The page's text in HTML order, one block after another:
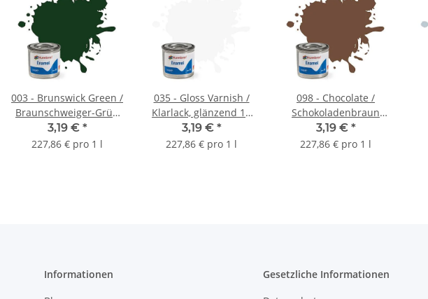
003 - Brunswick Green /
Braunschweiger-Grün
glänzend
3,19 € *
227,86 € pro 1 l
035 - Gloss Varnish /
Klarlack, glänzend 14
ml
3,19 € *
227,86 € pro 1 l
098 - Chocolate /
Schokoladenbraun
matt 14ml
3,19 € *
227,86 € pro 1 l
Informationen Gesetzliche Informationen